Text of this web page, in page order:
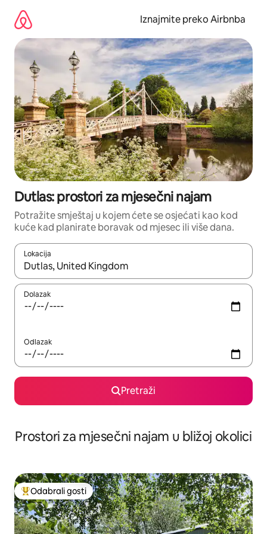
sadržaj
Iznajmite preko Airbnba
Dutlas: prostori za mjesečni najam
Potražite smještaj u kojem ćete se osjećati kao kod
kuće kad planirate boravak od mjesec ili više dana.
Lokacija
Kada budu dostupni rezultati, moći ćete ih pregledati
Dolazak
Odlazak
Pretraži
Prostori za mjesečni najam u bližoj okolici
Među najviše rangiranima s oznakom „Odabrali gosti”
Odabrali gosti